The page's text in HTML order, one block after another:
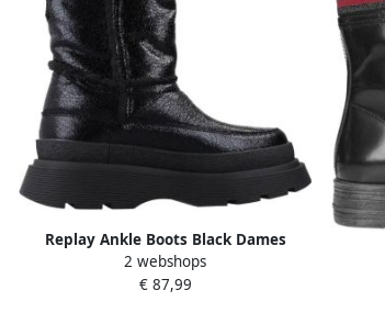
Replay Ankle Boots Black Dames
2 webshops
€ 87,99